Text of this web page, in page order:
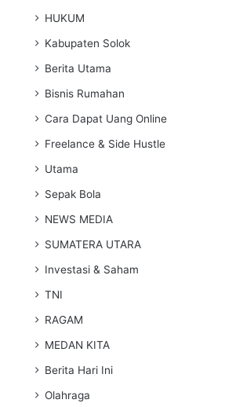
HUKUM
Kabupaten Solok
Berita Utama
Bisnis Rumahan
Cara Dapat Uang Online
Freelance & Side Hustle
Utama
Sepak Bola
NEWS MEDIA
SUMATERA UTARA
Investasi & Saham
TNI
RAGAM
MEDAN KITA
Berita Hari Ini
Olahraga